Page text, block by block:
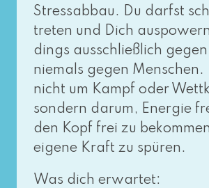
Stressabbau. Du darfst
tre­ten und Dich
dings aus­schließ­lich
nie­mals gegen Menschen.
nicht um Kampf oder
son­dern dar­um, Energie
den Kopf frei zu
eige­ne Kraft zu spüren.
Was dich erwartet: